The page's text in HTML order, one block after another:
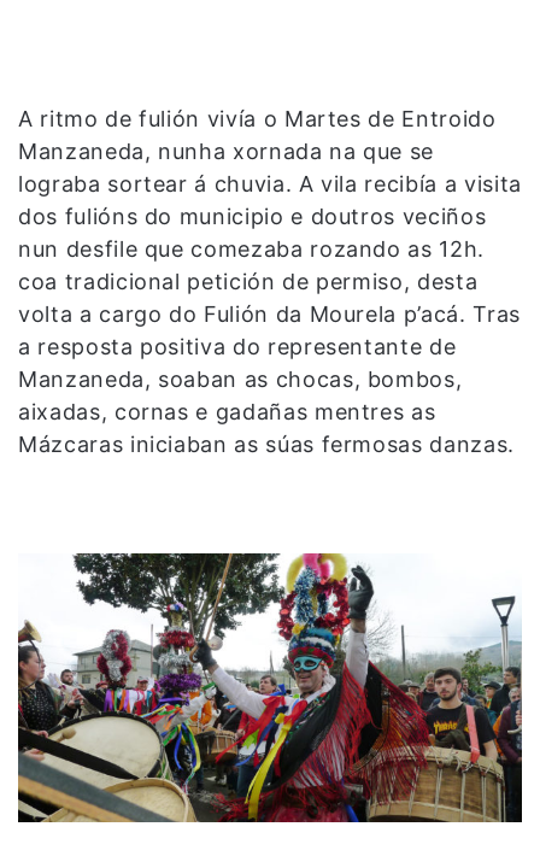
A ritmo de fulión vivía o Martes de Entroido
Manzaneda, nunha xornada na que se
lograba sortear á chuvia. A vila recibía a visita
dos fulións do municipio e doutros veciños
nun desfile que comezaba rozando as 12h.
coa tradicional petición de permiso, desta
volta a cargo do Fulión da Mourela p’acá. Tras
a resposta positiva do representante de
Manzaneda, soaban as chocas, bombos,
aixadas, cornas e gadañas mentres as
Mázcaras iniciaban as súas fermosas danzas.